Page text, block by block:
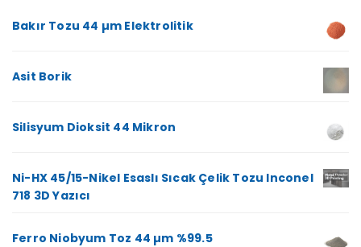
Bakır Tozu 44 µm Elektrolitik
Asit Borik
Silisyum Dioksit 44 Mikron
Ni-HX 45/15-Nikel Esaslı Sıcak Çelik Tozu Inconel
718 3D Yazıcı
Ferro Niobyum Toz 44 µm %99.5